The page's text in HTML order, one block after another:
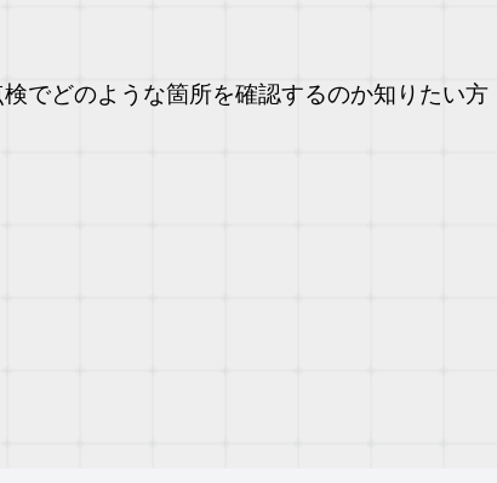
でどのような箇所を確認するのか知りたい方